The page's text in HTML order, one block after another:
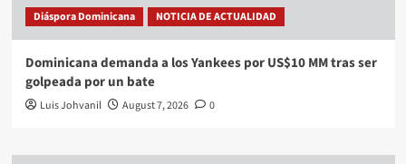
Diáspora Dominicana NOTICIA DE ACTUALIDAD
Dominicana demanda a los Yankees por US$10 MM tras ser
golpeada por un bate
Luis Johvanil August 7, 2026 0